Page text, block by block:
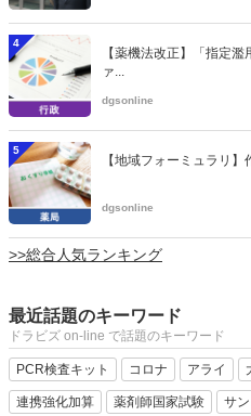
4
【薬機法改正】「指定
ァ...
dgsonline
5
【地域フォーミュラリ】
dgsonline
>>総合人気ランキング
最近話題のキーワード
ドラビズ on-line で話題のキーワード
PCR検査キット コロナ アライ
連携強化加算 薬剤師国家試験 サ